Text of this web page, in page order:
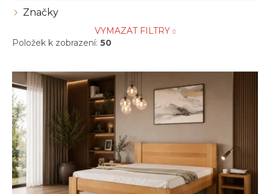
Značky
VYMAZAT FILTRY
Položek k zobrazení: 50
p
p
o
d
u